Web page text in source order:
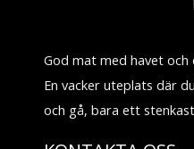
God mat med havet
En vacker uteplats där
och gå, bara ett